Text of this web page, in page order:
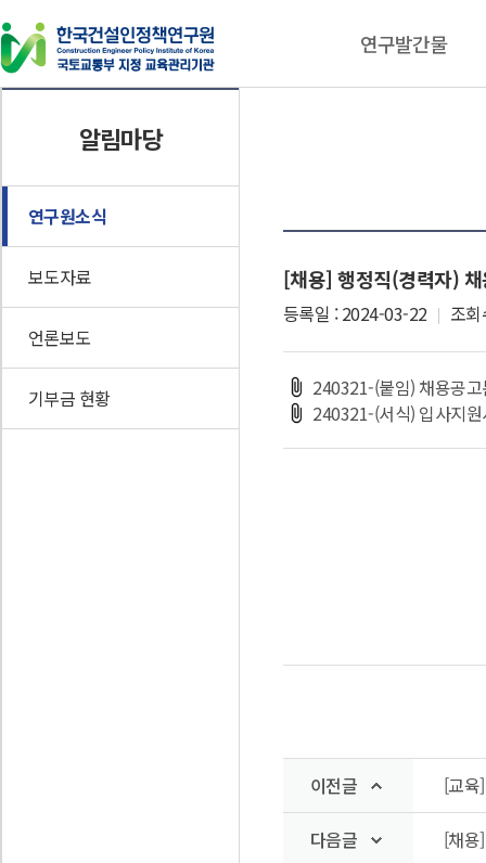
연구발간물
연구보고서
이슈체크
알림마당
연구원소식
보도자료
언론보도
기부금 현황
[채용] 행정직(경력자)
등록일 : 2024-03-22 조
240321-(붙임) 채용공
240321-(서식) 입사지
이전글 [교육
다음글 [채용